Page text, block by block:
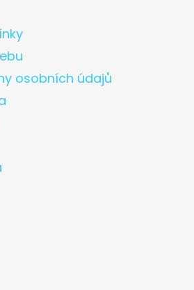
osobních údajů